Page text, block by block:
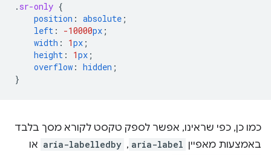
. sr-only {
position : absolute ;
left : -10000px ;
width : 1px ;
height : 1px ;
overflow : hidden ;
}
כמו כן, כפי שראינו, אפשר לספק טקסט לקורא מסך בלבד
באמצעות מאפיין aria-label
,‏
aria-labelledby או